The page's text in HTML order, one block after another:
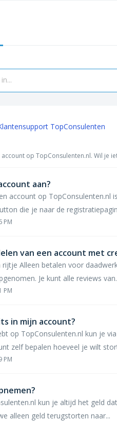
TopConsulenten
op TopConsulenten.nl. Wil je
aan?
account op TopConsulenten.nl
die je naar de
PM
van een account met
Alleen betalen voor
Je kunt alle reviews
PM
in mijn account?
op TopConsulenten.nl kun je
zelf bepalen hoeveel je wilt
PM
kun je altijd het geld
alleen geld terugstorten naar...